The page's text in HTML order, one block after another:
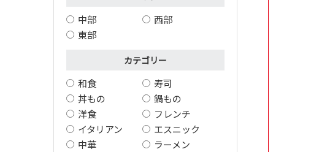
中部
西部
東部
カテゴリー
和食
寿司
丼もの
鍋もの
洋食
フレンチ
イタリアン
エスニック
中華
ラーメン